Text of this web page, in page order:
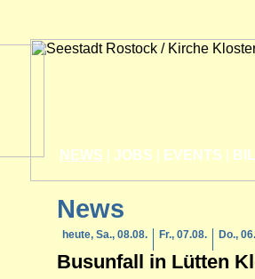
NEWS JOBS EVENTS
News
heute, Sa., 08.08. Fr., 07.08. Do.,
Busunfall in Lütten